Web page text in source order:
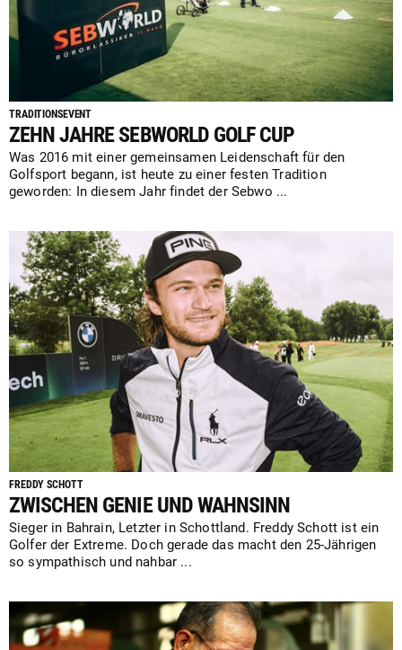
TRADITIONSEVENT
ZEHN JAHRE SEBWORLD GOLF CUP
Was 2016 mit einer gemeinsamen Leidenschaft für den
Golfsport begann, ist heute zu einer festen Tradition
geworden: In diesem Jahr findet der Sebwo ...
FREDDY SCHOTT
ZWISCHEN GENIE UND WAHNSINN
Sieger in Bahrain, Letzter in Schottland. Freddy Schott ist ein
Golfer der Extreme. Doch gerade das macht den 25-Jährigen
so sympathisch und nahbar ...